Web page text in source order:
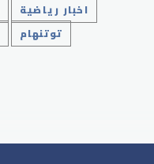
اخبار رياضية
توتنهام